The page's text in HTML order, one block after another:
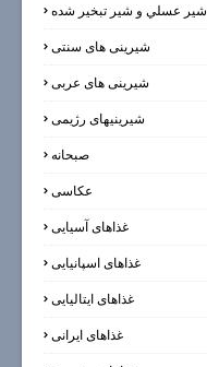
شير عسلي و شير تبخير شده
شیرینی های سنتی
شیرینی های عربی
شیرینیهای رژیمی
صبحانه
عکاسی
غذاهای آسیایی
غذاهای اسپانیایی
غذاهای ایتالیایی
غذاهای ایرانی